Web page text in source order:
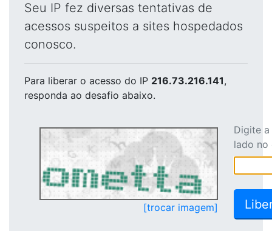
Seu IP fez diversas tentativas de
acessos suspeitos a sites hospedados
conosco.
Para liberar o acesso do IP 216.73.216.141,
responda ao desafio abaixo.
[trocar imagem]
Digite
lado no